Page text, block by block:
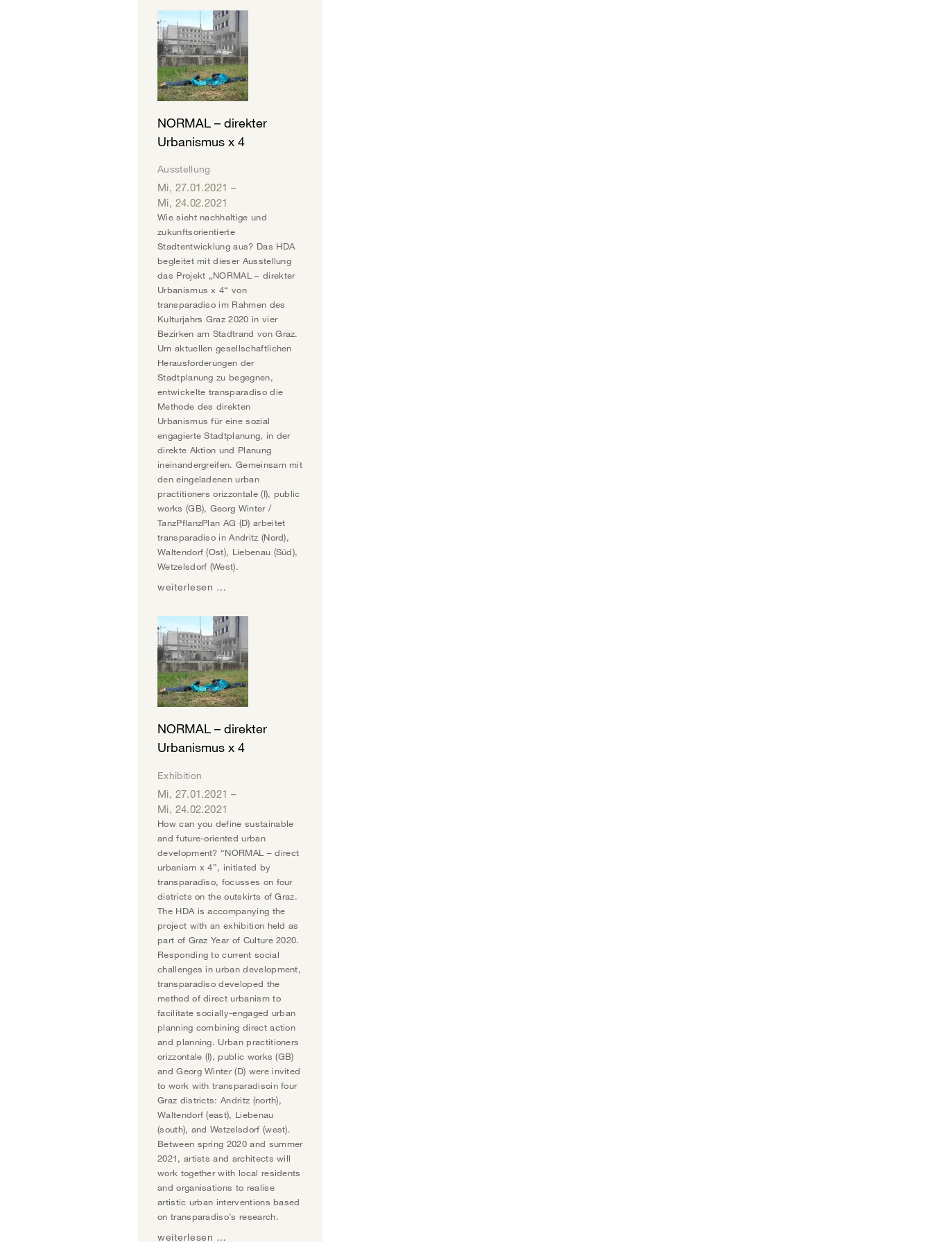
NORMAL – direkter
Urbanismus x 4
Ausstellung
Mi, 27.01.2021 –
Mi, 24.02.2021
Wie sieht nachhaltige und
zukunftsorientierte
Stadtentwicklung aus? Das HDA
begleitet mit dieser Ausstellung
das Projekt „NORMAL – direkter
Urbanismus x 4“ von
transparadiso im Rahmen des
Kulturjahrs Graz 2020 in vier
Bezirken am Stadtrand von Graz.
Um aktuellen gesellschaftlichen
Herausforderungen der
Stadtplanung zu begegnen,
entwickelte transparadiso die
Methode des direkten
Urbanismus für eine sozial
engagierte Stadtplanung, in der
direkte Aktion und Planung
ineinandergreifen. Gemeinsam mit
den eingeladenen urban
practitioners orizzontale (I), public
works (GB), Georg Winter /
TanzPflanzPlan AG (D) arbeitet
transparadiso in Andritz (Nord),
Waltendorf (Ost), Liebenau (Süd),
Wetzelsdorf (West).
weiterlesen …
NORMAL – direkter
Urbanismus x 4
Exhibition
Mi, 27.01.2021 –
Mi, 24.02.2021
How can you define sustainable
and future-oriented urban
development? “NORMAL – direct
urbanism x 4”, initiated by
transparadiso, focusses on four
districts on the outskirts of Graz.
The HDA is accompanying the
project with an exhibition held as
part of Graz Year of Culture 2020.
Responding to current social
challenges in urban development,
transparadiso developed the
method of direct urbanism to
facilitate socially-engaged urban
planning combining direct action
and planning. Urban practitioners
orizzontale (I), public works (GB)
and Georg Winter (D) were invited
to work with transparadisoin four
Graz districts: Andritz (north),
Waltendorf (east), Liebenau
(south), and Wetzelsdorf (west).
Between spring 2020 and summer
2021, artists and architects will
work together with local residents
and organisations to realise
artistic urban interventions based
on transparadiso’s research.
weiterlesen …